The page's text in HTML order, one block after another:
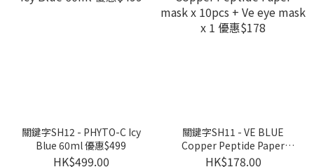
關鍵字SH12 - PHYTO-C Icy
Blue 60ml 優惠$499
HK$499.00
關鍵字SH11 - VE BLUE
Copper Peptide Paper
mask x 10pcs + Ve eye
HK$178.00